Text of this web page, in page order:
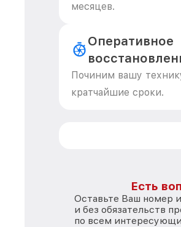
месяцев.
Оперативное
Починим вашу
кратчайшие сроки.
Есть
Оставьте Ваш номер
и без обязательств
по всем